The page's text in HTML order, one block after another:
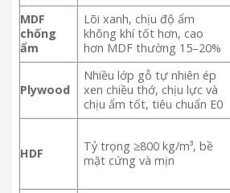
MDF
chống
ẩm
Lõi xanh, chịu độ ẩm
không khí tốt hơn, cao
hơn MDF thường 15–20%
Plywood
Nhiều lớp gỗ tự nhiên ép
xen chiều thớ, chịu lực và
chịu ẩm tốt, tiêu chuẩn E0
HDF
Tỷ trọng ≥800 kg/m³, bề
mặt cứng và mịn